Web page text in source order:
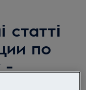
статті
по
-